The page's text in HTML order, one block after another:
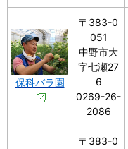
保科バラ園
〒383-0
051
中野市大
字七瀬27
6
0269-26-
2086
〒383-0